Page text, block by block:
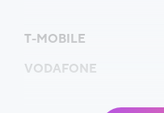
T-MOBILE
VODAFONE